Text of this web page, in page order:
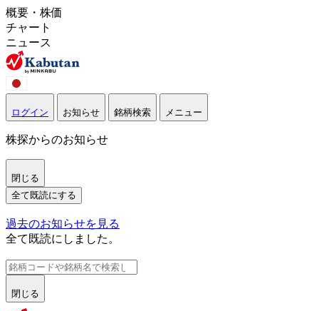
概要・株価
チャート
ニュース
ログイン お知らせ 銘柄検索 メニュー
株探からのお知らせ
閉じる
全て既読にする
過去のお知らせを見る
全て既読にしました。
閉じる